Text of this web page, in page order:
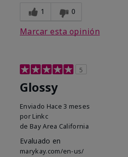
1 0
Marcar esta opinión
5
Glossy
Enviado Hace 3 meses
por Linkc
de Bay Area California
Evaluado en
marykay.com/en-us/